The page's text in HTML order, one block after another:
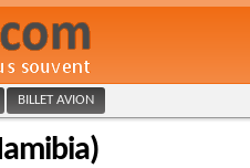
BILLET AVION